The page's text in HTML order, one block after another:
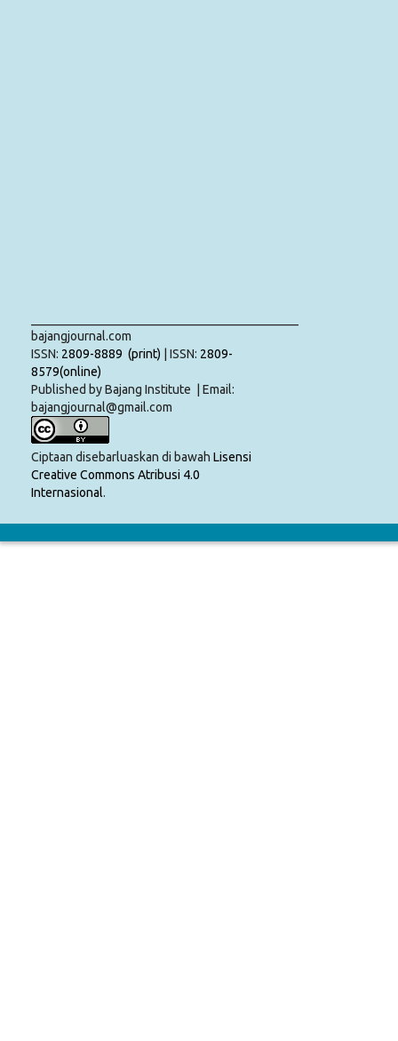
bajangjournal.com
ISSN: 2809-8889 (print) | ISSN: 2809-
8579(online)
Published by Bajang Institute | Email:
bajangjournal@gmail.com
Ciptaan disebarluaskan di bawah Lisensi
Creative Commons Atribusi 4.0
Internasional.